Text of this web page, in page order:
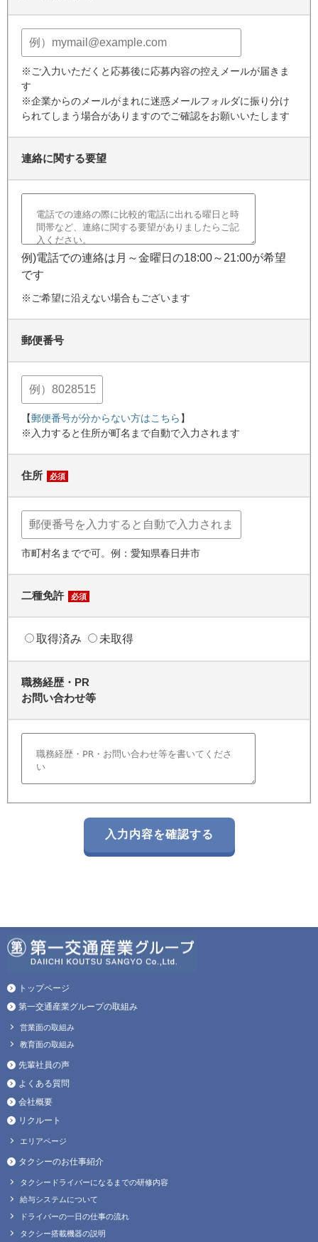
※ご入力いただくと応募後に応募内容の控えメールが届きま
す
※企業からのメールがまれに迷惑メールフォルダに振り分け
られてしまう場合がありますのでご確認をお願いいたします
連絡に関する要望
例)電話での連絡は月～金曜日の18:00～21:00が希望
です
※ご希望に沿えない場合もございます
郵便番号
【郵便番号が分からない方はこちら 】
※入力すると住所が町名まで自動で入力されます
住所 必須
市町村名までで可。例：愛知県春日井市
二種免許 必須
取得済み 未取得
職務経歴・PR
お問い合わせ等
トップページ
第一交通産業グループの取組み
営業面の取組み
教育面の取組み
先輩社員の声
よくある質問
会社概要
リクルート
エリアページ
タクシーのお仕事紹介
タクシードライバーになるまでの研修内容
給与システムについて
ドライバーの一日の仕事の流れ
タクシー搭載機器の説明